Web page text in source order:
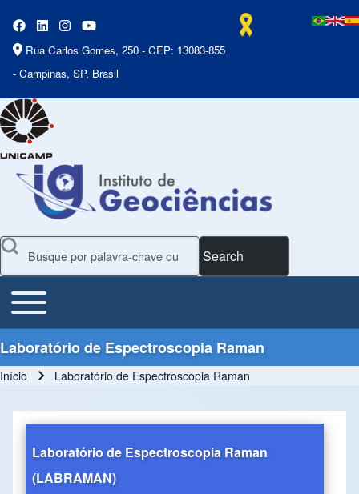
Rua Carlos Gomes, 250 - CEP: 13083-855
- Campinas, SP, Brasil
Search
Main Menu
Toggle main menu
Laboratório de Espectroscopia Raman
Início Laboratório de Espectroscopia Raman
Laboratório de Espectroscopia Raman
(LABRAMAN)